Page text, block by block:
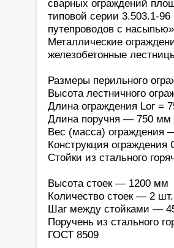
сварных ограждений
типовой серии 3.503.1-
путепроводов с
Металлические
железобетонные
Размеры перильного
Высота лестничного
Длина ограждения Lог =
Длина поручня — 750 мм
Вес (масса) ограждения
Конструкция
Стойки из стального
Высота стоек — 1200 мм
Количество стоек — 2 шт.
Шаг между стойками —
Поручень из стального
ГОСТ 8509